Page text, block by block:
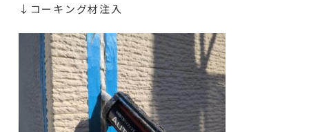
↓コーキング材注入